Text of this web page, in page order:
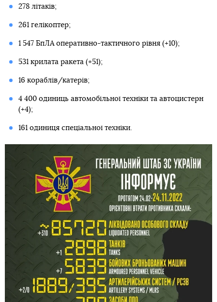
278 літаків;
261 гелікоптер;
1 547 БпЛА оперативно-тактичного рівня (+10);
531 крилата ракета (+51);
16 кораблів/катерів;
4 400 одиниць автомобільної техніки та автоцистерн
(+4);
161 одиниця спеціальної техніки.